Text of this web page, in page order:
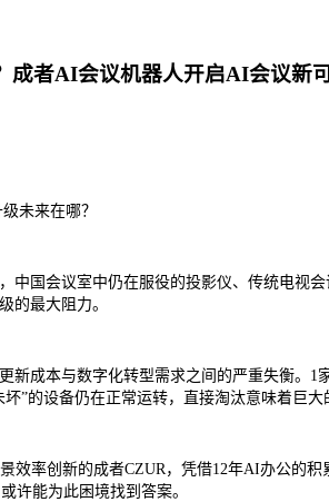
成者AI会议机器人开启AI会议新
未来在哪？
中国会议室中仍在服役的投影仪、传统电视
的最大阻力。
新成本与数字化转型需求之间的严重失衡。
”的设备仍在正常运转，直接淘汰意味着巨大
效率创新的成者CZUR，凭借12年AI办公的积
许能为此困境找到答案。